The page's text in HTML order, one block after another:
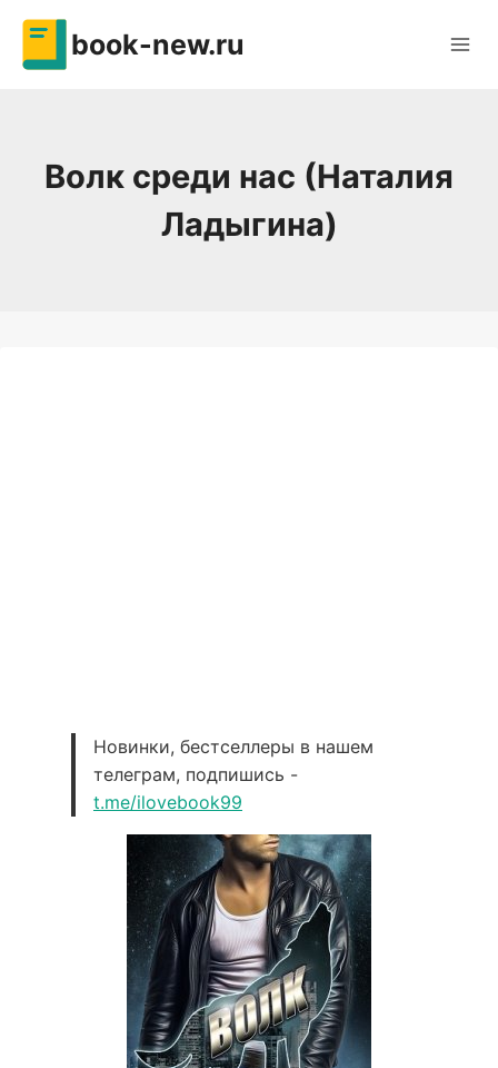
Перейти
содержимому
book-new.ru
Волк среди нас (Наталия
Ладыгина)
Новинки, бестселлеры в нашем
телеграм, подпишись -
t.me/ilovebook99